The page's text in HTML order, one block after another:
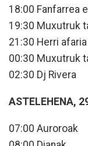
18:00 Fanfarrea
19:30 Muxutruk
21:30 Herri
00:30 Muxutruk
02:30 Dj Rivera
ASTELEHENA,
07:00 Auroroak